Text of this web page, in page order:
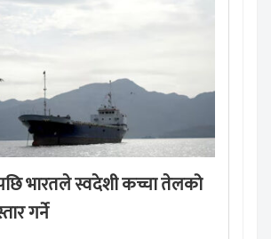
भारतले स्वदेशी कच्चा तेलको
गर्ने